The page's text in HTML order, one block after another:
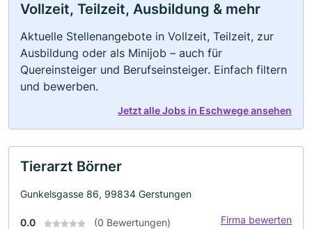
Vollzeit, Teilzeit, Ausbildung & mehr
Aktuelle Stellenangebote in Vollzeit, Teilzeit, zur
Ausbildung oder als Minijob – auch für
Quereinsteiger und Berufseinsteiger. Einfach filtern
und bewerben.
Jetzt alle Jobs in Eschwege ansehen
Tierarzt Börner
Gunkelsgasse 86, 99834 Gerstungen
0.0 (0 Bewertungen) Firma bewerten